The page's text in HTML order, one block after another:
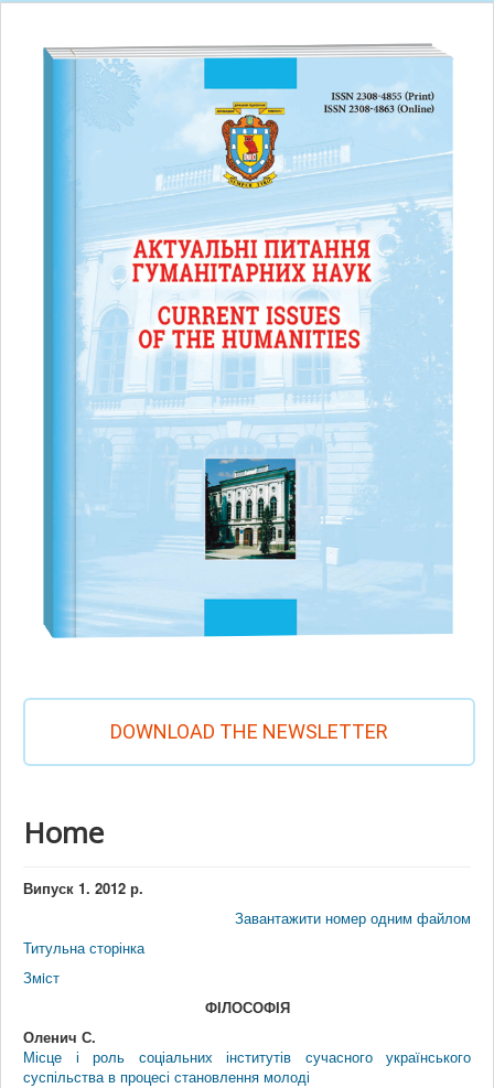
DOWNLOAD THE NEWSLETTER
Home
Випуск 1. 2012 р.
Завантажити номер одним файлом
Титульна сторінка
Змiст
ФІЛОСОФІЯ
Оленич С.
Місце і роль соціальних інститутів сучасного українського
суспільства в процесі становлення молоді